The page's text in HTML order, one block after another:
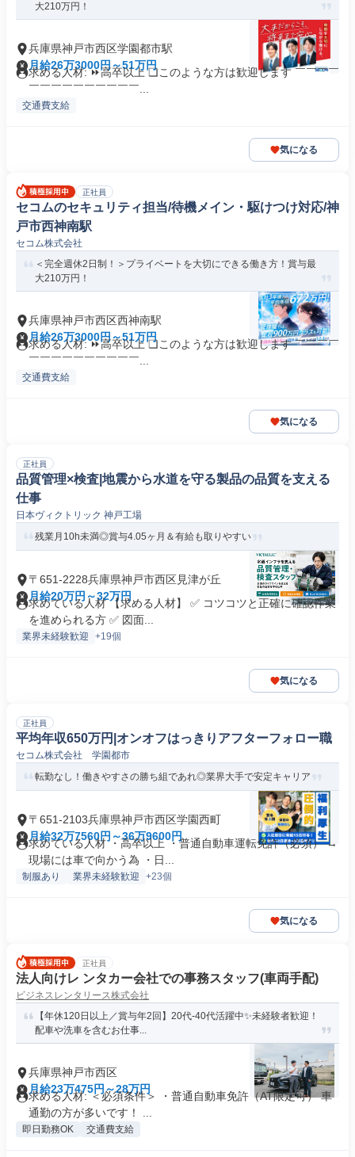
大210万円！
兵庫県神戸市西区学園都市駅
月給26万3000円～51万円
求める人材: ⏩高卒以上 ❏このような方は歓迎します ￣￣￣￣
￣￣￣￣￣￣￣￣￣￣...
交通費支給
気になる
正社員
セコムのセキュリティ担当/待機メイン・駆けつけ対応/神
戸市西神南駅
セコム株式会社
＜完全週休2日制！＞プライベートを大切にできる働き方！賞与最
大210万円！
兵庫県神戸市西区西神南駅
月給26万3000円～51万円
求める人材: ⏩高卒以上 ❏このような方は歓迎します ￣￣￣￣
￣￣￣￣￣￣￣￣￣￣...
交通費支給
気になる
正社員
品質管理×検査|地震から水道を守る製品の品質を支える
仕事
日本ヴィクトリック 神戸工場
残業月10h未満◎賞与4.05ヶ月＆有給も取りやすい
〒651-2228兵庫県神戸市西区見津が丘
月給20万円～32万円
求めている人材 【求める人材】 ️✅ コツコツと正確に確認作業
を進められる方 ✅ 図面...
業界未経験歓迎 +19個
気になる
正社員
平均年収650万円|オンオフはっきりアフターフォロー職
セコム株式会社 学園都市
転勤なし！働きやすさの勝ち組であれ◎業界大手で安定キャリア
〒651-2103兵庫県神戸市西区学園西町
月給32万7560円～36万9600円
求めている人材 ・高卒以上 ・普通自動車運転免許（必須） →
現場には車で向かう為 ・日...
制服あり 業界未経験歓迎 +23個
気になる
正社員
法人向けレ ンタカー会社での事務スタッフ(車両手配)
ビジネスレンタリース株式会社
【年休120日以上／賞与年2回】20代-40代活躍中✨未経験者歓迎！
配車や洗車を含むお仕事...
兵庫県神戸市西区
月給23万475円～28万円
求める人材: ＜必須条件＞ ・普通自動車免許（AT限定可） 車
通勤の方が多いです！ ...
即日勤務OK 交通費支給